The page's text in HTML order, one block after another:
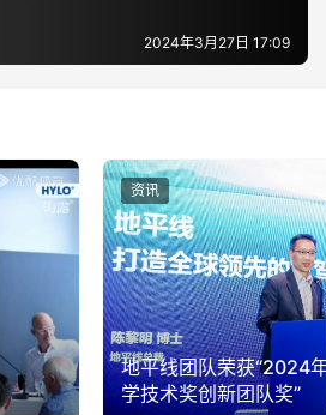
2024年3月27日 17:09
地平线团队荣获“2024
学技术奖创新团队奖”
资讯